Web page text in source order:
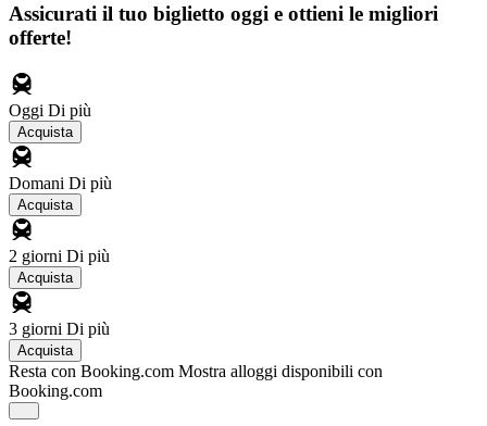
Assicurati il ​​tuo biglietto oggi e ottieni le migliori
offerte!
Oggi Di più
Acquista
Domani Di più
Acquista
2 giorni Di più
Acquista
3 giorni Di più
Acquista
Resta con Booking.com Mostra alloggi disponibili con
Booking.com